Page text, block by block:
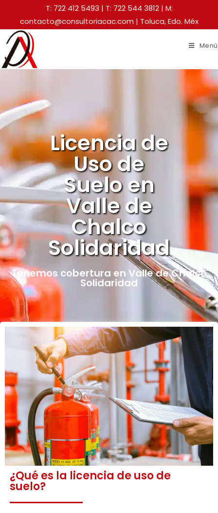
T: 722 412 5493 | T: 722 544 3812| M:
contacto@consultoriacac.com | Toluca, Edo. Méx
Menú
Licencia de
Uso de
Suelo en
Valle de
Chalco
Solidaridad
Tenemos cobertura en Valle de Chalco
Solidaridad
¿Qué es la licencia de uso de
suelo?